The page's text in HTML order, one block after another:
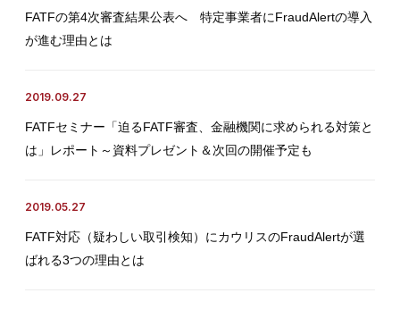
FATFの第4次審査結果公表へ 特定事業者にFraudAlertの導入
が進む理由とは
2019.09.27
FATFセミナー「迫るFATF審査、金融機関に求められる対策と
は」レポート～資料プレゼント＆次回の開催予定も
2019.05.27
FATF対応（疑わしい取引検知）にカウリスのFraudAlertが選
ばれる3つの理由とは